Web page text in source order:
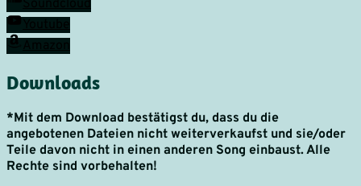
Downloads
*Mit dem Download bestätigst du, dass du die
angebotenen Dateien nicht weiterverkaufst und sie/oder
Teile davon nicht in einen anderen Song einbaust. Alle
Rechte sind vorbehalten!